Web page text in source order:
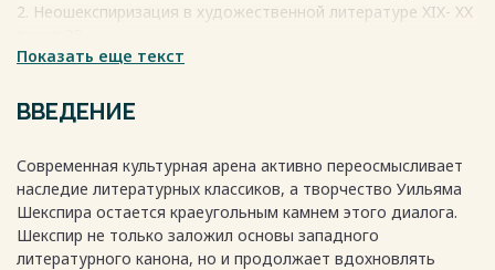
2. Неошекспиризация в художественной литературе XIX- XX
2.1 Шекспировский текст в произведении Олдоса Хаксли «О
2.2 Шекспировский текст в произведении Джона Фаулза
«Коллекционер» 33
Джойса "Улисс" 37
Заключение 69
Список используемых источников 71
Весь текст будет доступенпосле покупки
Показать еще текст
ВВЕДЕНИЕ
Современная культурная арена активно переосмысливает
наследие литературных классиков, а творчество Уильяма
Шекспира остается краеугольным камнем этого диалога.
Шекспир не только заложил основы западного
литературного канона, но и продолжает вдохновлять